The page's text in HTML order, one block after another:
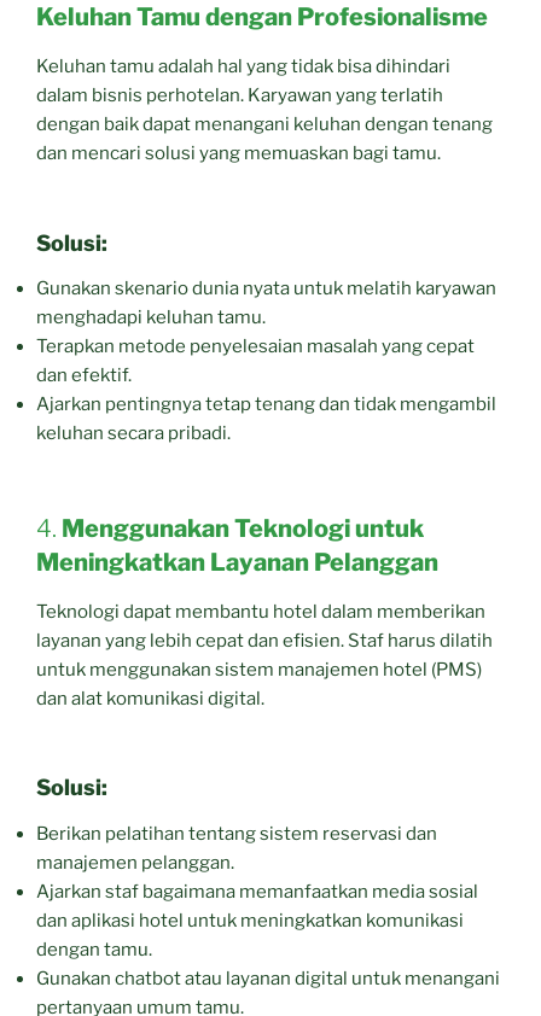
Keluhan Tamu dengan Profesionalisme
Keluhan tamu adalah hal yang tidak bisa dihindari
dalam bisnis perhotelan. Karyawan yang terlatih
dengan baik dapat menangani keluhan dengan tenang
dan mencari solusi yang memuaskan bagi tamu.
Solusi:
Gunakan skenario dunia nyata untuk melatih karyawan
menghadapi keluhan tamu.
Terapkan metode penyelesaian masalah yang cepat
dan efektif.
Ajarkan pentingnya tetap tenang dan tidak mengambil
keluhan secara pribadi.
4. Menggunakan Teknologi untuk
Meningkatkan Layanan Pelanggan
Teknologi dapat membantu hotel dalam memberikan
layanan yang lebih cepat dan efisien. Staf harus dilatih
untuk menggunakan sistem manajemen hotel (PMS)
dan alat komunikasi digital.
Solusi:
Berikan pelatihan tentang sistem reservasi dan
manajemen pelanggan.
Ajarkan staf bagaimana memanfaatkan media sosial
dan aplikasi hotel untuk meningkatkan komunikasi
dengan tamu.
Gunakan chatbot atau layanan digital untuk menangani
pertanyaan umum tamu.